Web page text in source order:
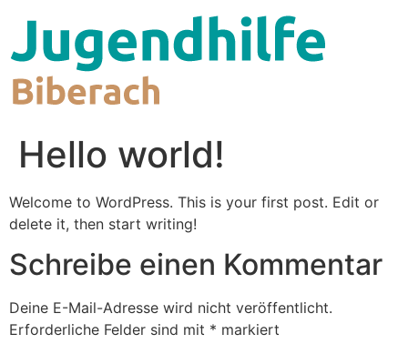
wechseln
Hello world!
Welcome to WordPress. This is your first post. Edit or
delete it, then start writing!
Schreibe einen Kommentar
Deine E-Mail-Adresse wird nicht veröffentlicht.
Erforderliche Felder sind mit * markiert